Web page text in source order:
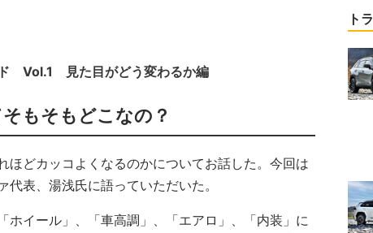
ド Vol.1 見た目がどう変わるか編
もそもどこなの？
ほどカッコよくなるのかについてお話した。今回は
表、湯浅氏に語っていただいた。
ホイール」、「車高調」、「エアロ」、「内装」に
ト